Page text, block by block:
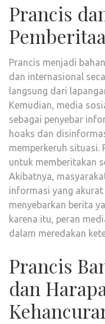
Prancis
Prancis menjadi
dan internasional
langsung dari
Kemudian, media
sebagai penyebar
hoaks dan
memperkeruh situasi.
untuk memberitakan
Akibatnya,
informasi yang
menyebarkan berita
karena itu, peran
dalam meredakan
Prancis
dan